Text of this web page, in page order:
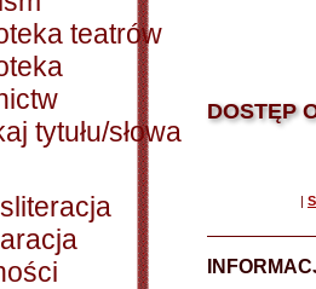
teatrów
tytułu/słowa
DOSTĘP
|